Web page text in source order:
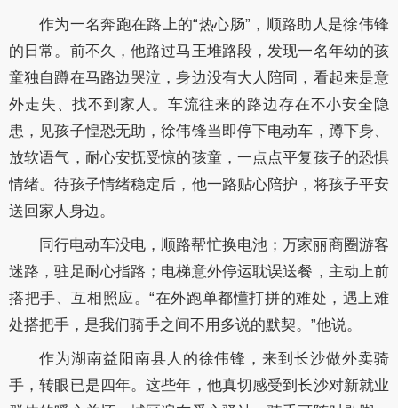
作为一名奔跑在路上的“热心肠”，顺路助人是徐伟锋
的日常。前不久，他路过马王堆路段，发现一名年幼的孩
童独自蹲在马路边哭泣，身边没有大人陪同，看起来是意
外走失、找不到家人。车流往来的路边存在不小安全隐
患，见孩子惶恐无助，徐伟锋当即停下电动车，蹲下身、
放软语气，耐心安抚受惊的孩童，一点点平复孩子的恐惧
情绪。待孩子情绪稳定后，他一路贴心陪护，将孩子平安
送回家人身边。
同行电动车没电，顺路帮忙换电池；万家丽商圈游客
迷路，驻足耐心指路；电梯意外停运耽误送餐，主动上前
搭把手、互相照应。“在外跑单都懂打拼的难处，遇上难
处搭把手，是我们骑手之间不用多说的默契。”他说。
作为湖南益阳南县人的徐伟锋，来到长沙做外卖骑
手，转眼已是四年。这些年，他真切感受到长沙对新就业